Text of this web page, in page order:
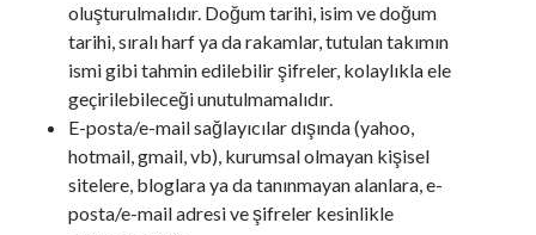
oluşturulmalıdır. Doğum tarihi, isim ve doğum
tarihi, sıralı harf ya da rakamlar, tutulan takımın
ismi gibi tahmin edilebilir şifreler, kolaylıkla ele
geçirilebileceği unutulmamalıdır.
E-posta/e-mail sağlayıcılar dışında (yahoo,
hotmail, gmail, vb), kurumsal olmayan kişisel
sitelere, bloglara ya da tanınmayan alanlara, e-
posta/e-mail adresi ve şifreler kesinlikle